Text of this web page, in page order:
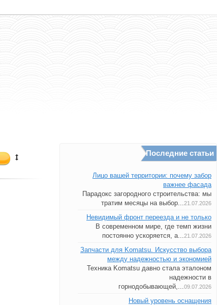
Последние статьи
Лицо вашей территории: почему забор
важнее фасада
Парадокс загородного строительства: мы
тратим месяцы на выбор...21.07.2026
Невидимый фронт переезда и не только
В современном мире, где темп жизни
постоянно ускоряется, а...21.07.2026
Запчасти для Komatsu. Искусство выбора
между надежностью и экономией
Техника Komatsu давно стала эталоном
надежности в
горнодобывающей,...09.07.2026
Новый уровень оснащения